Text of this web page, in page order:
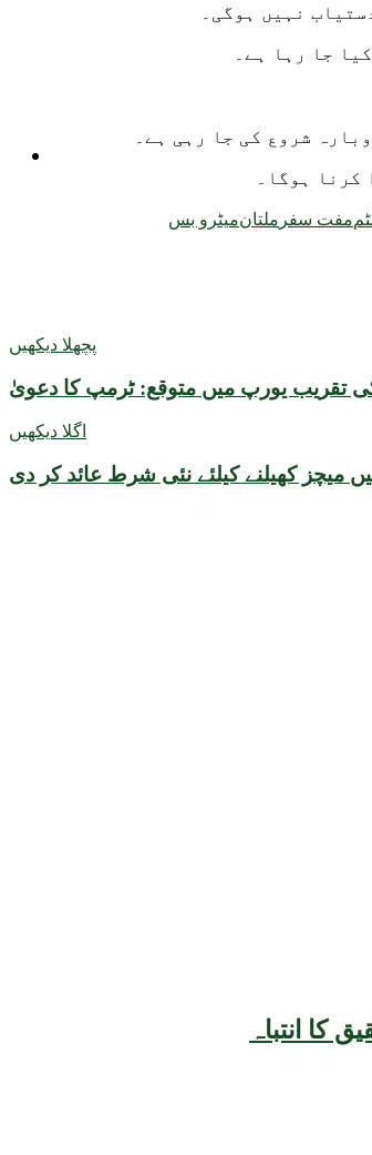
نہیں ہوگی۔
جا رہا ہے۔
شروع کی جا رہی ہے۔
کرنا ہوگا۔
مفت سفر ملتانمیٹرو بس
پچھلا دیکھیں
تقریب یورپ میں متوقع: ٹرمپ کا دعویٰ
اگلا دیکھیں